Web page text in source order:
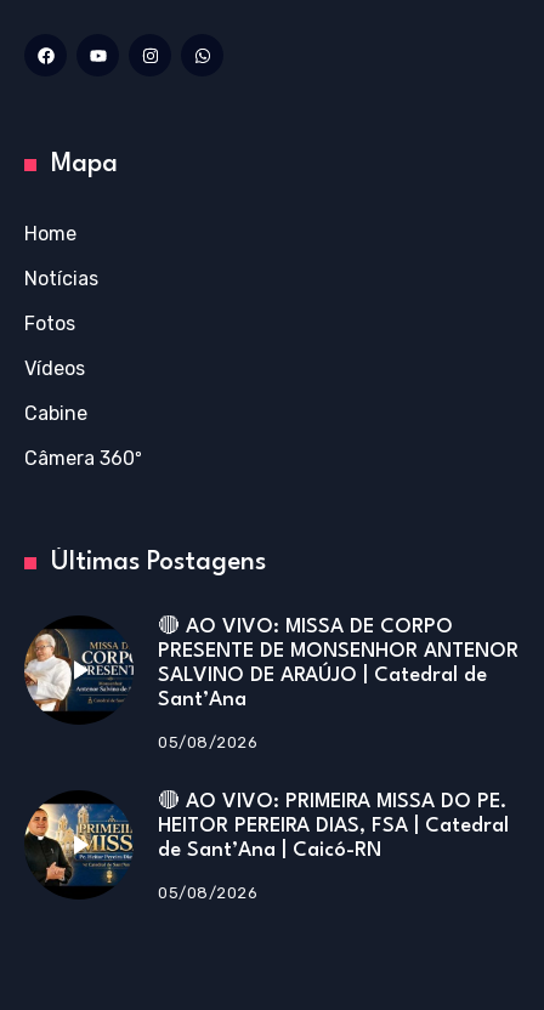
Mapa
Home
Notícias
Fotos
Vídeos
Cabine
Câmera 360º
Últimas Postagens
🔴 AO VIVO: MISSA DE CORPO
PRESENTE DE MONSENHOR ANTENOR
SALVINO DE ARAÚJO | Catedral de
Sant’Ana
05/08/2026
🔴 AO VIVO: PRIMEIRA MISSA DO PE.
HEITOR PEREIRA DIAS, FSA | Catedral
de Sant’Ana | Caicó-RN
05/08/2026